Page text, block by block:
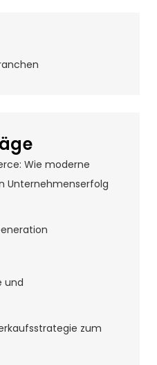
Wie moderne
Unternehmenserfolg
und
zum